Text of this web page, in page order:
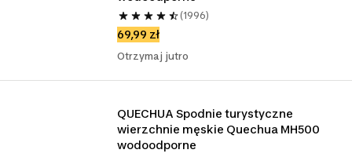
(1996)
69,99 zł
Otrzymaj jutro
QUECHUA Spodnie turystyczne
wierzchnie męskie Quechua MH500
wodoodporne